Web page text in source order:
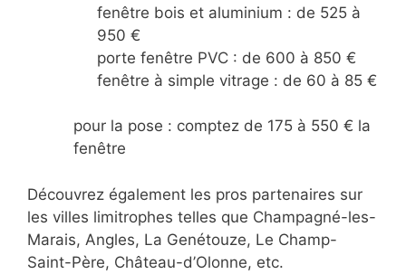
fenêtre bois et aluminium : de 525 à
950 €
porte fenêtre PVC : de 600 à 850 €
fenêtre à simple vitrage : de 60 à 85 €
pour la pose : comptez de 175 à 550 € la
fenêtre
Découvrez également les pros partenaires sur
les villes limitrophes telles que Champagné-les-
Marais, Angles, La Genétouze, Le Champ-
Saint-Père, Château-d’Olonne, etc.